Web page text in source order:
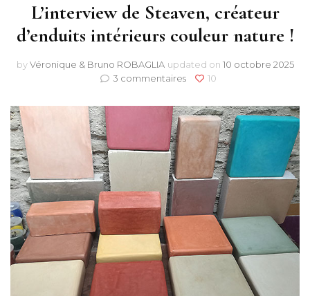
L’interview de Steaven, créateur
d’enduits intérieurs couleur nature !
byVéronique & Bruno ROBAGLIA updated on 10 octobre 2025
3 commentaires
sur
de
Steaven,
créateur
d’enduits
intérieurs
couleur
10